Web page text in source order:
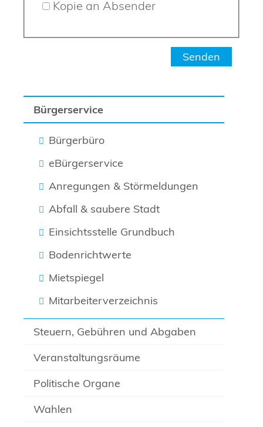
Bürgerservice
Bürgerbüro
eBürgerservice
Anregungen & Störmeldungen
Abfall & saubere Stadt
Einsichtsstelle Grundbuch
Bodenrichtwerte
Mietspiegel
Mitarbeiterverzeichnis
Steuern, Gebühren und Abgaben
Veranstaltungsräume
Politische Organe
Wahlen
Kopie an Absender